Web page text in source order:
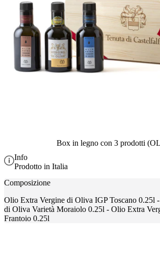
Box in legno con 3 prodotti
Info
Prodotto in Italia
Composizione
Olio Extra Vergine di Oliva IGP Toscano 0.25l
di Oliva Varietà Moraiolo 0.25l - Olio Extra
Frantoio 0.25l